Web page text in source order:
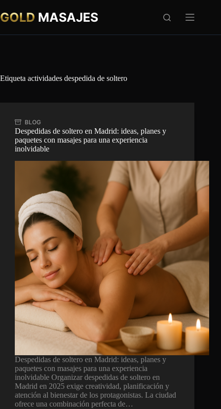
al
contenido
GOLD MASAJES
Etiqueta actividades despedida de soltero
BLOG
Despedidas de soltero en Madrid: ideas, planes y
paquetes con masajes para una experiencia
inolvidable
Despedidas de soltero en Madrid: ideas, planes y
paquetes con masajes para una experiencia
inolvidable Organizar despedidas de soltero en
Madrid en 2025 exige creatividad, planificación y
atención al bienestar de los protagonistas. La ciudad
ofrece una combinación perfecta de…